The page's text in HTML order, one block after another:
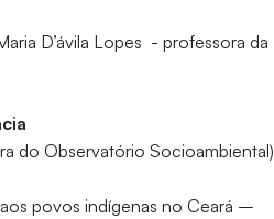
D’ávila Lopes - professora da
do Observatório Socioambiental)
povos indígenas no Ceará –